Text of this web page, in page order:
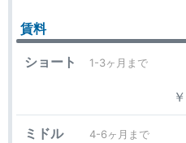
賃料
ショート 1-3ヶ月まで
￥
ミドル 4-6ヶ月まで